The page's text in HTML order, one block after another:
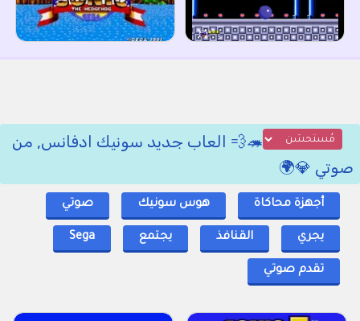
🦔💨 العاب جديد سونيك ادفانس, من
صوتي 💎🌍
أجهزة محاكاة هوس سونيك صوتي
يجري القنافذ يجتمع Sega
تقدم صوتي